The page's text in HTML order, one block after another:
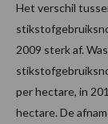
Het verschil
2009 sterk af.
per hectare, in
hectare. De